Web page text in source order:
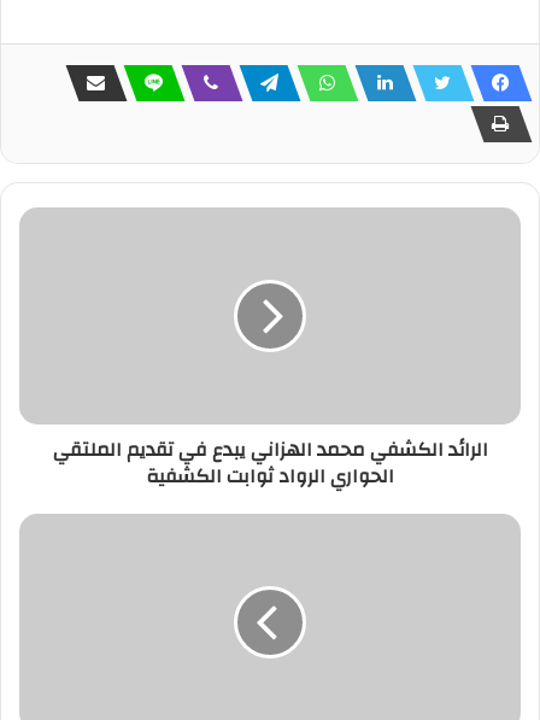
الرائد الكشفي محمد الهزاني يبدع في تقديم الملتقي
الحواري الرواد ثوابت الكشفية